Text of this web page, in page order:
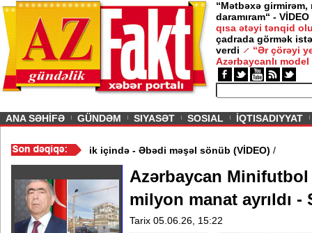
“Mətbəxə girmirəm,
daramıram“ - VİDEO
qısa ətəyi tənqid
çadrada görmək
verdi
“Ər çörəyi
Azərbaycanlı model
ANA SƏHİFƏ GÜNDƏM SIYASƏT SOSIAL İQTISADIYYAT
20 Yanvar abidəsi zibillik içində - Əbədi məşəl sönüb (VİDEO)
Azərbaycan Minifutbol
milyon manat ayrıldı -
Tarix 05.06.26, 15:22